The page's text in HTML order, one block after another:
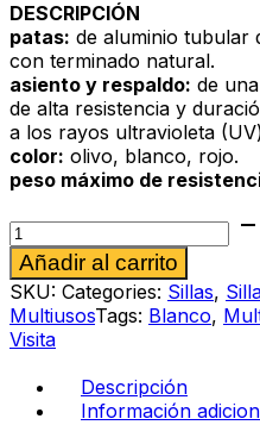
DESCRIPCIÓN
patas: de aluminio tubular
con terminado natural.
asiento y respaldo: de
de alta resistencia y
a los rayos ultravioleta
color: olivo, blanco, rojo.
peso máximo de
Silla
de
visita
Eurico
Blanco
cantidad
Añadir al carrito
SKU: Categories: Sillas,
MultiusosTags: Blanco,
Visita
Descripción
Información